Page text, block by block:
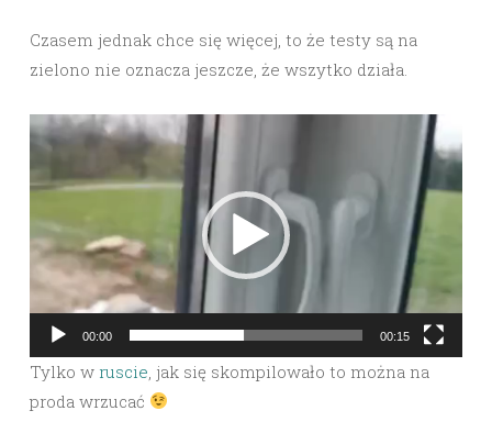
Czasem jednak chce się więcej, to że testy są na
zielono nie oznacza jeszcze, że wszytko działa.
Video
Player
00:00 00:15
Tylko w ruscie , jak się skompilowało to można na
proda wrzucać